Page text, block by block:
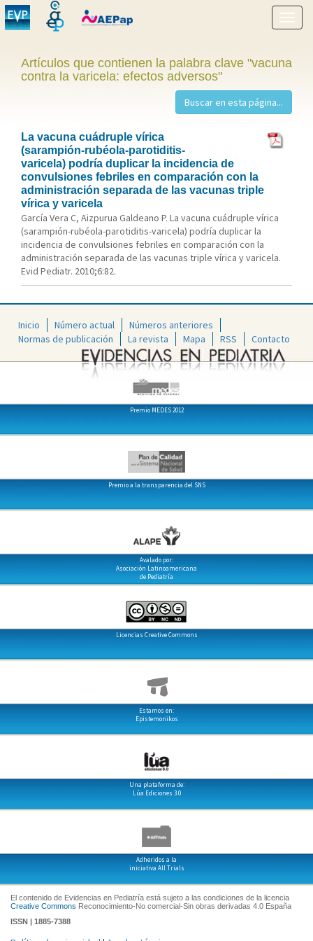
menú
Artículos que contienen la palabra clave "vacuna
contra la varicela: efectos adversos"
La vacuna cuádruple vírica
(sarampión-rubéola-parotiditis-
varicela) podría duplicar la incidencia de
convulsiones febriles en comparación con la
administración separada de las vacunas triple
vírica y varicela
García Vera C, Aizpurua Galdeano P. La vacuna cuádruple vírica
(sarampión-rubéola-parotiditis-varicela) podría duplicar la
incidencia de convulsiones febriles en comparación con la
administración separada de las vacunas triple vírica y varicela.
Evid Pediatr. 2010;6:82.
Inicio Número actual
Números anteriores
Normas de publicación
La revista Mapa RSS Contacto
Premio MEDES 2012
Premio a la transparencia del SNS
Avalado por:
Asociación Latinoamericana
de Pediatría
Licencias Creative Commons
Estamos en:
Epistemonikos
Una plataforma de:
Lúa Ediciones 3.0
Adheridos a la
iniciativa All Trials
El contenido de Evidencias en Pediatría está sujeto a las condiciones de la licencia
Creative Commons Reconocimiento-No comercial-Sin obras derivadas 4.0 España
ISSN | 1885-7388